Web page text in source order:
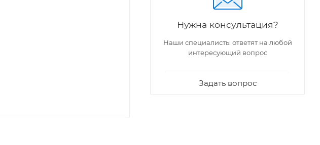
Нужна консультация?
Наши специалисты ответят на любой
интересующий вопрос
Задать вопрос